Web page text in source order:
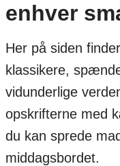
enhver
Her på siden
klassikere,
vidunderlige
opskrifterne med
du kan sprede
middagsbordet.